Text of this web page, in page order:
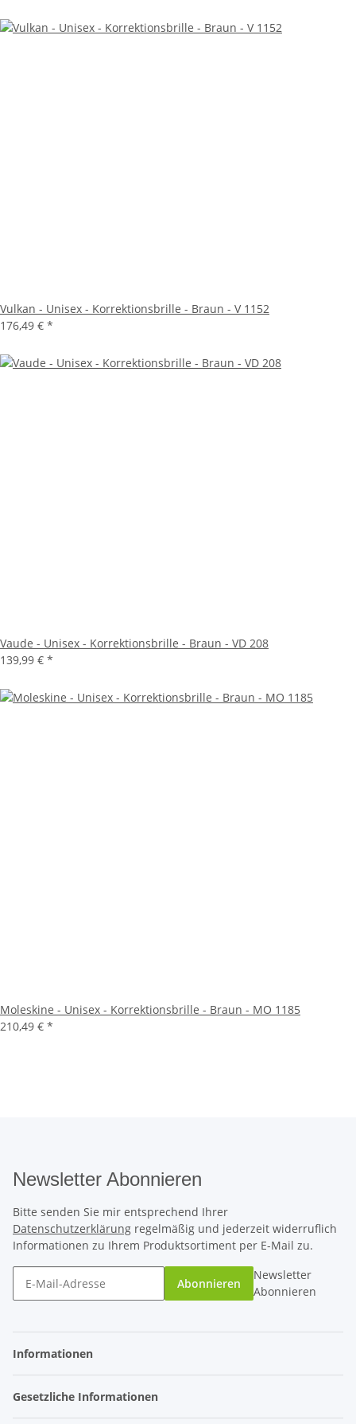
Vulkan - Unisex - Korrektionsbrille - Braun - V 1152
176,49 € *
Vaude - Unisex - Korrektionsbrille - Braun - VD 208
139,99 € *
Moleskine - Unisex - Korrektionsbrille - Braun - MO 1185
210,49 € *
Newsletter Abonnieren
Bitte senden Sie mir entsprechend Ihrer
Datenschutzerklärung regelmäßig und jederzeit widerruflich
Informationen zu Ihrem Produktsortiment per E-Mail zu.
Abonnieren
Newsletter
Abonnieren
Informationen
Gesetzliche Informationen